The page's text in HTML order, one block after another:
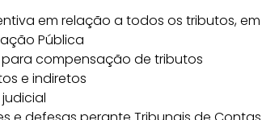
em relação a todos os tributos, em
Pública
para compensação de tributos
e indiretos
Av. Presidente Juscelino Kubitschek, 28, 2º
andar
Vila Nova Conceição
CEP 04543-000, São Paulo - SP